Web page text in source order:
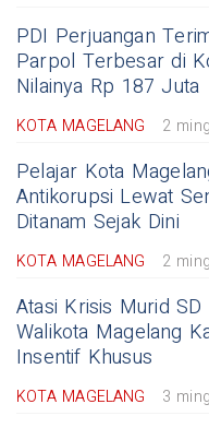
PDI Perjuangan
Parpol Terbesar di
Nilainya Rp 187 Juta
KOTA MAGELANG 2
Pelajar Kota
Antikorupsi Lewat
Ditanam Sejak Dini
KOTA MAGELANG 2
Atasi Krisis Murid SD
Walikota Magelang
Insentif Khusus
KOTA MAGELANG 3